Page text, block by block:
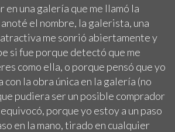
en una galería que me llamó la
el nombre, la galerista, una
me sonrió abiertamente y
si fue porque detectó que me
como ella, o porque pensó que yo
con la obra única en la galería (no
pudiera ser un posible comprador
porque yo estoy a un paso
en la mano, tirado en cualquier